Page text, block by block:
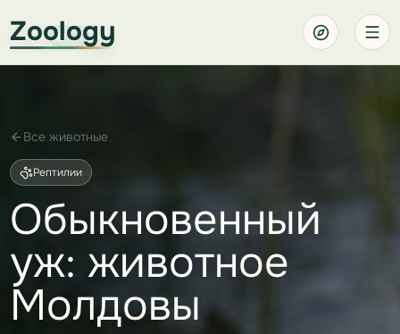
Zoology
Все животные
Рептилии
Обыкновенный
уж: животное
Молдовы